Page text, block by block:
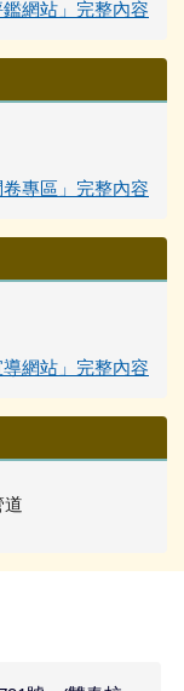
網站」完整內容
卷專區」完整內容
網站」完整內容